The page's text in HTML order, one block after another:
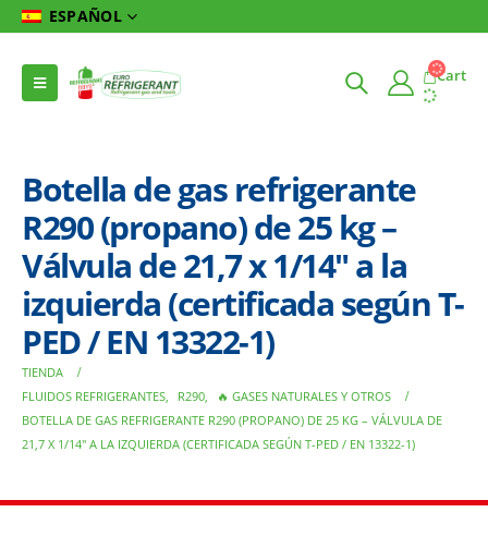
ESPAÑOL
Cart
Botella de gas refrigerante
R290 (propano) de 25 kg –
Válvula de 21,7 x 1/14″ a la
izquierda (certificada según T-
PED / EN 13322-1)
TIENDA
FLUIDOS REFRIGERANTES, R290,
🔥 GASES NATURALES Y OTROS
BOTELLA DE GAS REFRIGERANTE R290 (PROPANO) DE 25 KG – VÁLVULA DE
21,7 X 1/14″ A LA IZQUIERDA (CERTIFICADA SEGÚN T-PED / EN 13322-1)